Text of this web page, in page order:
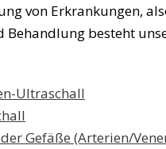
von Erkrankungen,
besteht
Ultraschall
Gefäße (Arterien/